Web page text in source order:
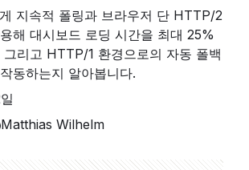
지속적 폴링과 브라우저 단 HTTP/2
해 대시보드 로딩 시간을 최대 25%
리고 HTTP/1 환경으로의 자동 폴백
동하는지 알아봅니다.
Matthias Wilhelm